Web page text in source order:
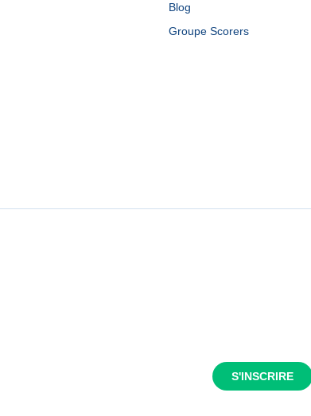
S'INSCRIRE
Blog
Groupe Scorers